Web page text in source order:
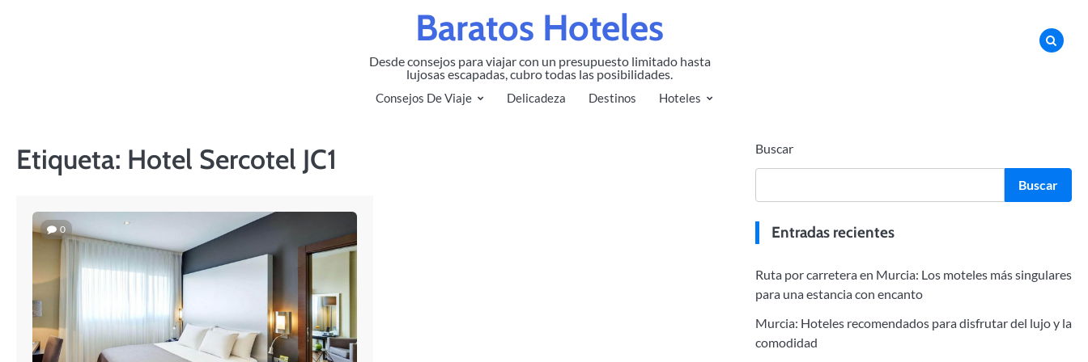
Baratos Hoteles
Desde consejos para viajar con un presupuesto limitado hasta
lujosas escapadas, cubro todas las posibilidades.
Consejos De Viaje Delicadeza Destinos Hoteles
Etiqueta: Hotel Sercotel JC1
0
Buscar
Buscar
Entradas recientes
Ruta por carretera en Murcia: Los moteles más singulares
para una estancia con encanto
Murcia: Hoteles recomendados para disfrutar del lujo y la
comodidad